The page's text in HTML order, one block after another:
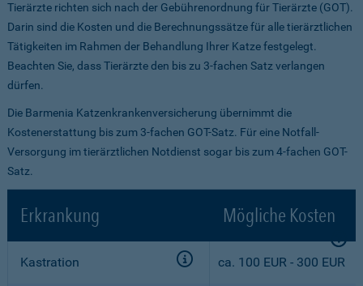
Tierärzte richten sich nach der Gebührenordnung für Tierärzte (GOT).
Darin sind die Kosten und die Berechnungssätze für alle tierärztlichen
Tätigkeiten im Rahmen der Behandlung Ihrer Katze festgelegt.
Beachten Sie, dass Tierärzte den bis zu 3-fachen Satz verlangen
dürfen.
Die Barmenia Katzenkrankenversicherung übernimmt die
Kostenerstattung bis zum 3-fachen GOT-Satz. Für eine Notfall-
Versorgung im tierärztlichen Notdienst sogar bis zum 4-fachen GOT-
Satz.
Erkrankung Mögliche Kosten
Kastration ca. 100 EUR - 300 EUR